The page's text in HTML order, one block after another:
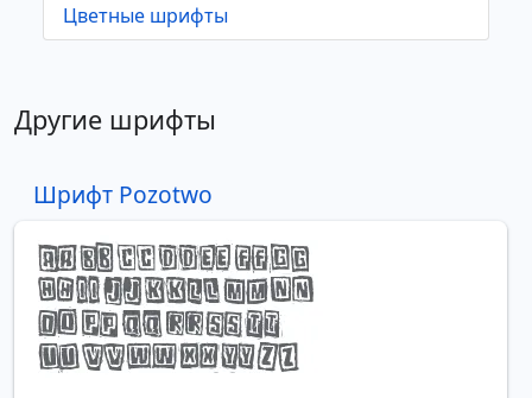
Цветные шрифты
Другие шрифты
Шрифт Pozotwo